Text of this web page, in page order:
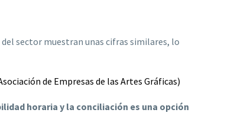
del sector muestran unas cifras similares, lo
de Empresas de las Artes Gráficas)
horaria y la conciliación es una opción